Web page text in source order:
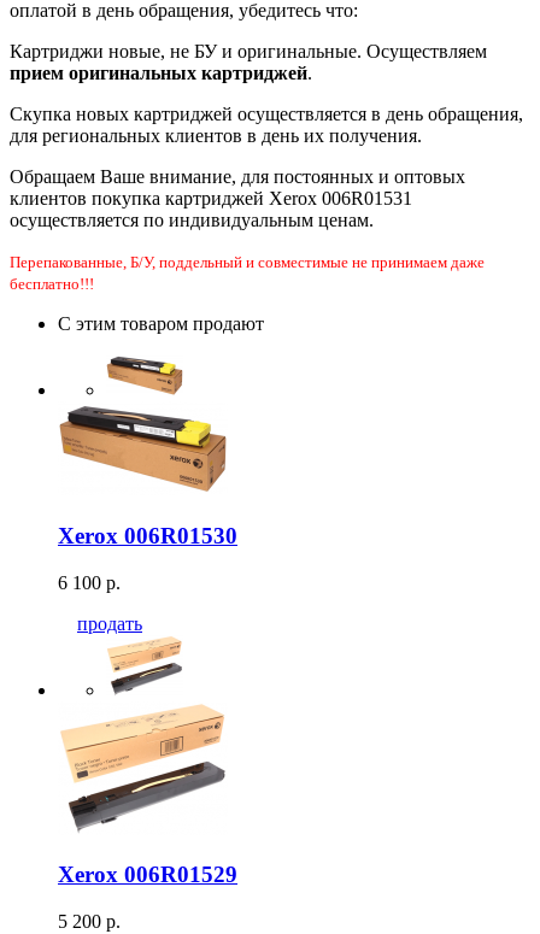
оплатой в день обращения, убедитесь что:
Картриджи новые, не БУ и оригинальные. Осуществляем
прием оригинальных картриджей.
Скупка новых картриджей осуществляется в день обращения,
для региональных клиентов в день их получения.
Обращаем Ваше внимание, для постоянных и оптовых
клиентов покупка картриджей Xerox 006R01531
осуществляется по индивидуальным ценам.
Перепакованные, Б/У, поддельный и совместимые не принимаем даже
бесплатно!!!
С этим товаром продают
Xerox 006R01530
6 100 р.
продать
Xerox 006R01529
5 200 р.